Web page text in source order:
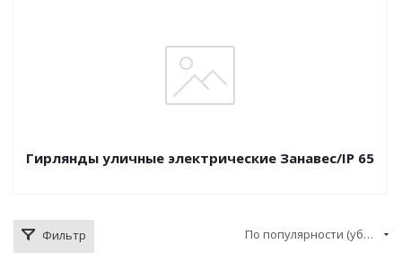
Гирлянды уличные электрические Занавес/IP 65
Фильтр По популярности (убывание)